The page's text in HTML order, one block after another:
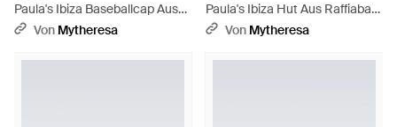
Paula's Ibiza Baseballcap Aus
Baumwoll-Canvas - Natur
Von Mytheresa
Paula's Ibiza Hut Aus Raffiabast
- Grün
Von Mytheresa